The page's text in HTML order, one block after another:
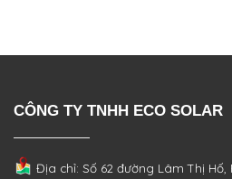
CÔNG TY TNHH ECO SOLAR
Địa chỉ: Số 62 đường Lâm Thị